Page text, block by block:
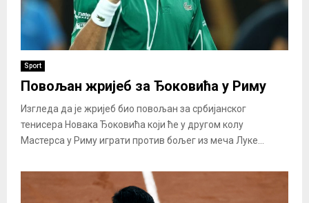
Sport
Повољан жријеб за Ђоковића у Риму
Изгледа да је жријеб био повољан за србијанског
тенисера Новака Ђоковића који ће у другом колу
Мастерса у Риму играти против бољег из меча Луке...